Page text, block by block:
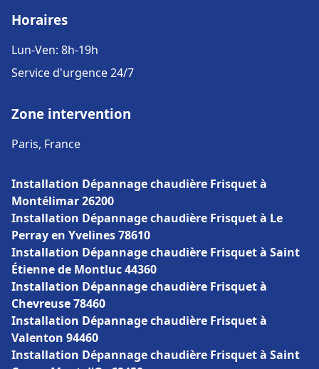
Horaires
Lun-Ven: 8h-19h
Service d'urgence 24/7
Zone intervention
Paris, France
Installation Dépannage chaudière Frisquet à
Montélimar 26200
Installation Dépannage chaudière Frisquet à Le
Perray en Yvelines 78610
Installation Dépannage chaudière Frisquet à Saint
Étienne de Montluc 44360
Installation Dépannage chaudière Frisquet à
Chevreuse 78460
Installation Dépannage chaudière Frisquet à
Valenton 94460
Installation Dépannage chaudière Frisquet à Saint